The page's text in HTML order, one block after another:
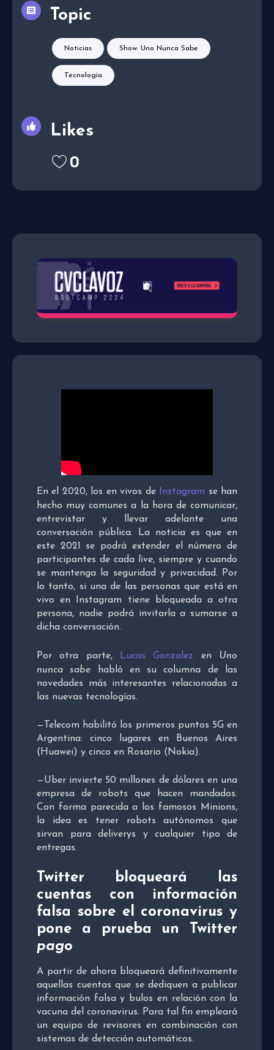
En el 2020, los en vivos de Instagram se han
hecho muy comunes a la hora de comunicar,
entrevistar y llevar adelante una
conversación pública. La noticia es que en
este 2021 se podrá extender el número de
participantes de cada live, siempre y cuando
se mantenga la seguridad y privacidad. Por
lo tanto, si una de las personas que está en
vivo en Instagram tiene bloqueada a otra
persona, nadie podrá invitarla a sumarse a
dicha conversación.
Por otra parte, Lucas Gonzalez en Uno
nunca sabe habló en su columna de las
novedades más interesantes relacionadas a
las nuevas tecnologías.
—Telecom habilitó los primeros puntos 5G en
Argentina: cinco lugares en Buenos Aires
(Huawei) y cinco en Rosario (Nokia).
—Uber invierte 50 millones de dólares en una
empresa de robots que hacen mandados.
Con forma parecida a los famosos Minions,
la idea es tener robots autónomos que
sirvan para deliverys y cualquier tipo de
entregas.
Twitter bloqueará las
cuentas con información
falsa sobre el coronavirus y
pone a prueba un Twitter
pago
A partir de ahora bloqueará definitivamente
aquellas cuentas que se dediquen a publicar
información falsa y bulos en relación con la
vacuna del coronavirus. Para tal fin empleará
un equipo de revisores en combinación con
sistemas de detección automáticos.
Topic
Noticias Show: Uno Nunca Sabe
Tecnología
Likes
0